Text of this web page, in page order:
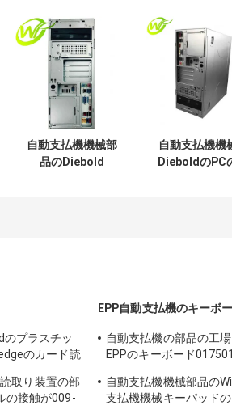
自動支払機機械部
品のDiebold
自動支払機機
DieboldのPC
のプラスチッ
のカード読
取り装置の部
の接触が009-
EPP自動支払機のキーボ
自動支払機の部品の工
EPPのキーボード
自動支払機機械部品の
支払機機械キーパッド